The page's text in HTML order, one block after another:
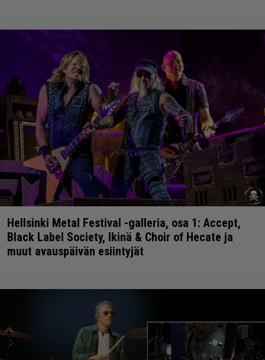
Hellsinki Metal Festival -galleria, osa 1: Accept,
Black Label Society, Ikinä & Choir of Hecate ja
muut avauspäivän esiintyjät